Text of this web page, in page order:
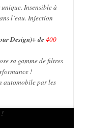
Insensible à
l’eau. Injection
Design)+ de400
sa gamme de filtres
!
par les
!